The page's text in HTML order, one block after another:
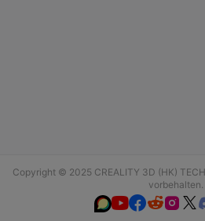
Copyright © 2025 CREALITY 3D (HK)
vorbehalten.
 